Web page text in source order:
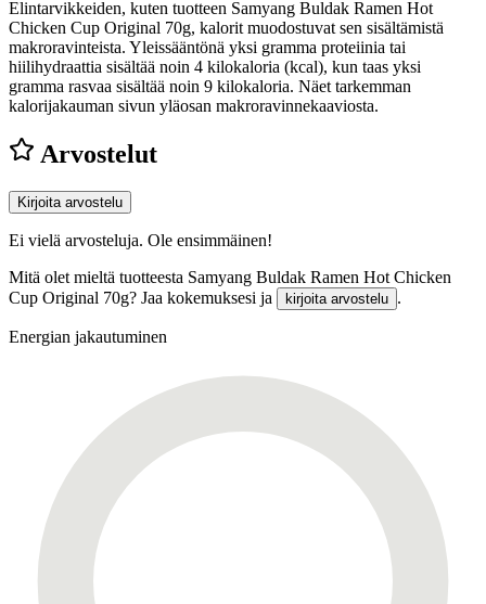
Elintarvikkeiden, kuten tuotteen Samyang Buldak Ramen Hot
Chicken Cup Original 70g, kalorit muodostuvat sen sisältämistä
makroravinteista. Yleissääntönä yksi gramma proteiinia tai
hiilihydraattia sisältää noin 4 kilokaloria (kcal), kun taas yksi
gramma rasvaa sisältää noin 9 kilokaloria. Näet tarkemman
kalorijakauman sivun yläosan makroravinnekaaviosta.
Arvostelut
Kirjoita arvostelu
Ei vielä arvosteluja. Ole ensimmäinen!
Mitä olet mieltä tuotteesta Samyang Buldak Ramen Hot Chicken
Cup Original 70g? Jaa kokemuksesi ja
kirjoita arvostelu .
Energian jakautuminen